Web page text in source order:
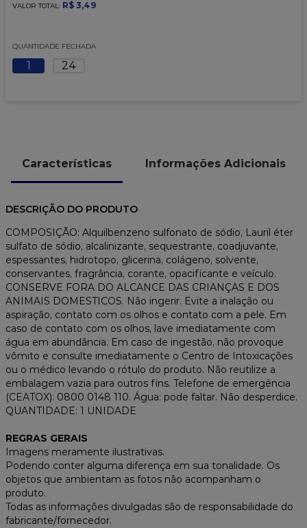
VALOR TOTAL: R$ 3,49
QUANTIDADE FECHADA
1 24
Características Informações Adicionais
DESCRIÇÃO DO PRODUTO
COMPOSIÇÃO: Alquilbenzeno sulfonato de sódio, Lauril éter
sulfato de sódio, alcalinizante, sequestrante, coadjuvante,
espessantes, hidrotopo, glicerina, colágeno, solvente,
conservantes, fragrância, corante, opacificante e veículo.
CONSERVE FORA DO ALCANCE DAS CRIANÇAS E DOS
ANIMAIS DOMESTICOS. Não ingerir. Evite a inalação ou
aspiração, contato com os olhos e contato com a pele. Em
caso de contato com os olhos, lave imediatamente com
água em abundância. Em caso de ingestão, não provoque
vômito e consulte imediatamente o Centro de Intoxicações
ou o médico levando o rótulo do produto. Não reutilize a
embalagem vazia para outros fins. Telefone de emergência
(CEATOX): 0800 0148 110. Água: pode faltar. Não desperdice.
QUANTIDADE: 1 UNIDADE
REGRAS GERAIS
Imagens meramente ilustrativas.
Podendo conter alguma diferença em sua tonalidade. Os
objetos que ambientam as fotos não acompanham o
produto.
Todas as informações divulgadas são de responsabilidade do
fabricante/fornecedor.
9 º
caixa kraft